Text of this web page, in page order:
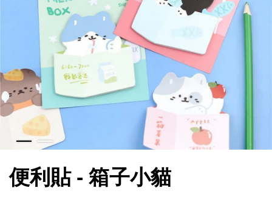
便利貼 - 箱子小貓